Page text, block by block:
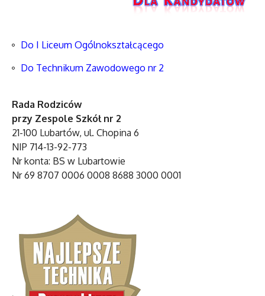
Do I Liceum Ogólnokształcącego
Do Technikum Zawodowego nr 2
Rada Rodziców
przy Zespole Szkół nr 2
21-100 Lubartów, ul. Chopina 6
NIP 714-13-92-773
Nr konta: BS w Lubartowie
Nr 69 8707 0006 0008 8688 3000 0001